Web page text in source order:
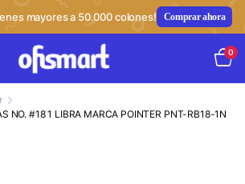
mayores a 50.000 colones! Comprar ahora
0
NO. #18 1 LIBRA MARCA POINTER PNT-RB18-1N